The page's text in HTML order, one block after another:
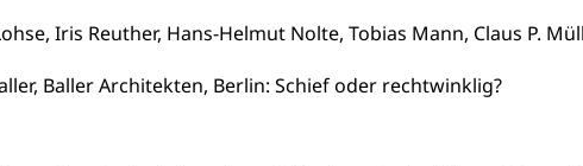
Iris Reuther, Hans-Helmut Nolte, Tobias Mann, Claus P.
Baller Architekten, Berlin: Schief oder rechtwinklig?